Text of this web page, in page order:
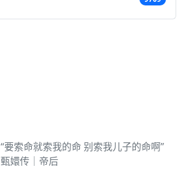
“要索命就索我的命 别索我儿子的命啊”
甄嬛传｜帝后